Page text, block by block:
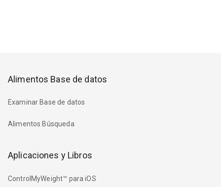
Alimentos Base de datos
Examinar Base de datos
Alimentos Búsqueda
Aplicaciones y Libros
ControlMyWeight™ para iOS